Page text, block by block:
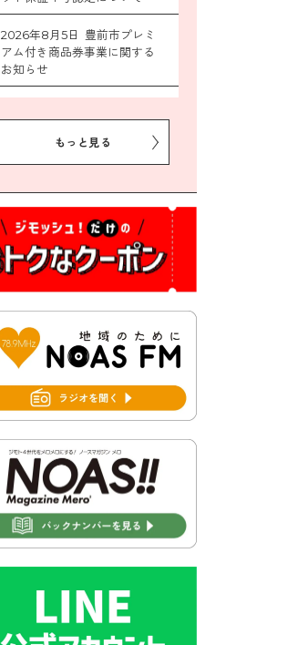
2026年8月5日 豊前市プレミ
アム付き商品券事業に関する
お知らせ
ン作戦参加者募集
対抗「福岡駅伝」出場選手募
集！
2026年7月31日 第６次豊前市
総合計画後期基本計画策定業
書が変わります！
2026年7月30日 豊前市立豊前
中学校の進捗状況について
2026年7月30日 豊前市立学校
2026年7月30日 豊前市立学校
紹介≪再編計画の見直しにつ
いて≫
もっと見る